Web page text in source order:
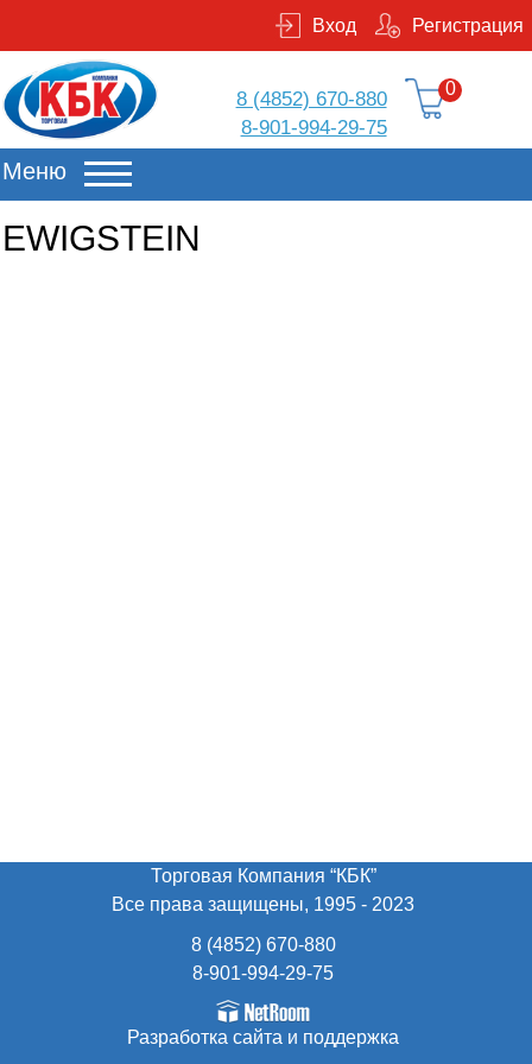
Регистрация
Вход
8 (4852) 670-880
8-901-994-29-75
0
Меню
EWIGSTEIN
Торговая Компания “КБК”
Все права защищены, 1995 - 2023
8 (4852) 670-880
8-901-994-29-75
Разработка сайта и поддержка